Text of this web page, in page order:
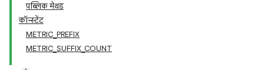
पब्लिक मेथड
कॉन्स्टेंट
METRIC_PREFIX
METRIC_SUFFIX_COUNT